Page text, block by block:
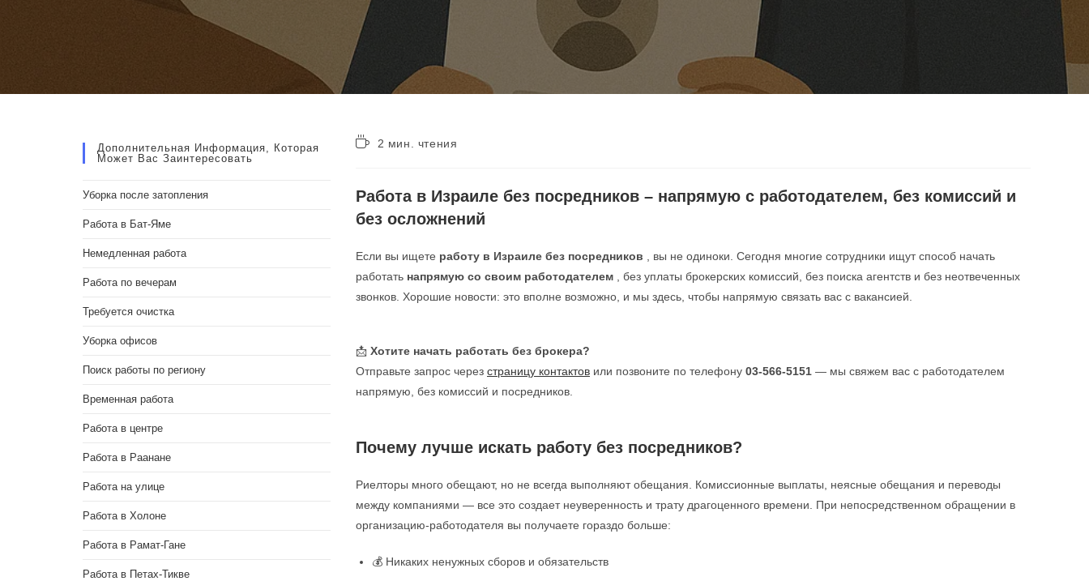
2 мин. чтения
Работа в Израиле без посредников – напрямую с работодателем, без комиссий и
без осложнений
Если вы ищете работу в Израиле без посредников , вы не одиноки. Сегодня многие сотрудники ищут способ начать
работать напрямую со своим работодателем , без уплаты брокерских комиссий, без поиска агентств и без неотвеченных
звонков. Хорошие новости: это вполне возможно, и мы здесь, чтобы напрямую связать вас с вакансией.
📩 Хотите начать работать без брокера?
Отправьте запрос через страницу контактов или позвоните по телефону 03-566-5151 — мы свяжем вас с работодателем
напрямую, без комиссий и посредников.
Почему лучше искать работу без посредников?
Риелторы много обещают, но не всегда выполняют обещания. Комиссионные выплаты, неясные обещания и переводы
между компаниями — все это создает неуверенность и трату драгоценного времени. При непосредственном обращении в
организацию-работодателя вы получаете гораздо больше:
💰 Никаких ненужных сборов и обязательств
Дополнительная Информация, Которая
Может Вас Заинтересовать
Уборка после затопления
Работа в Бат-Яме
Немедленная работа
Работа по вечерам
Требуется очистка
Уборка офисов
Поиск работы по региону
Временная работа
Работа в центре
Работа в Раанане
Работа на улице
Работа в Холоне
Работа в Рамат-Гане
Работа в Петах-Тикве